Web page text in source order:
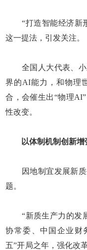
“打造智能经济新
这一提法，引发关注。
全国人大代表、小
界的AI能力，和物理
合，会催生出“物理
性改变。
以体制机制创新增
因地制宜发展新质
题。
“新质生产力的发展
协常委、中国企业财
五”开局之年，强化改